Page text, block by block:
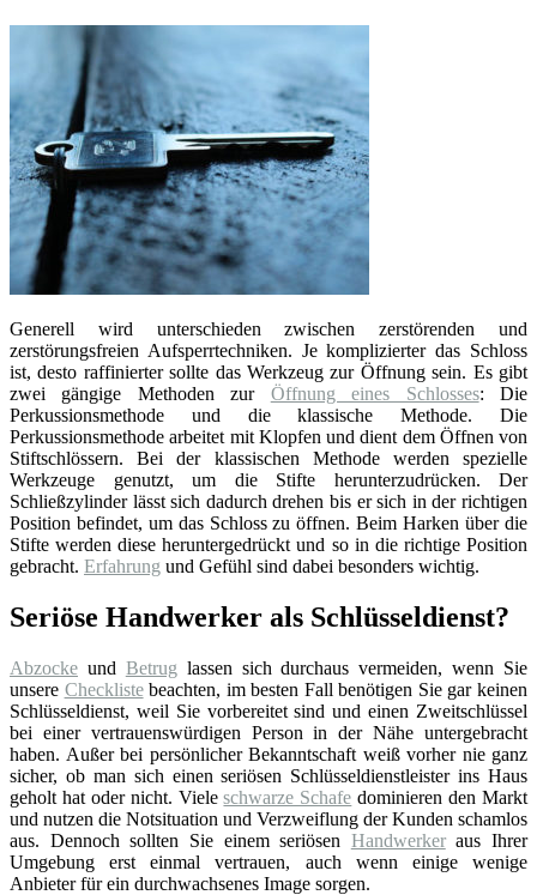
Generell wird unterschieden zwischen zerstörenden und
zerstörungsfreien Aufsperrtechniken. Je komplizierter das Schloss
ist, desto raffinierter sollte das Werkzeug zur Öffnung sein. Es gibt
zwei gängige Methoden zur Öffnung eines Schlosses: Die
Perkussionsmethode und die klassische Methode. Die
Perkussionsmethode arbeitet mit Klopfen und dient dem Öffnen von
Stiftschlössern. Bei der klassischen Methode werden spezielle
Werkzeuge genutzt, um die Stifte herunterzudrücken. Der
Schließzylinder lässt sich dadurch drehen bis er sich in der richtigen
Position befindet, um das Schloss zu öffnen. Beim Harken über die
Stifte werden diese heruntergedrückt und so in die richtige Position
gebracht. Erfahrung und Gefühl sind dabei besonders wichtig.
Seriöse Handwerker als Schlüsseldienst?
Abzocke und Betrug lassen sich durchaus vermeiden, wenn Sie
unsere Checklistebeachten, im besten Fall benötigen Sie gar keinen
Schlüsseldienst, weil Sie vorbereitet sind und einen Zweitschlüssel
bei einer vertrauenswürdigen Person in der Nähe untergebracht
haben. Außer bei persönlicher Bekanntschaft weiß vorher nie ganz
sicher, ob man sich einen seriösen Schlüsseldienstleister ins Haus
geholt hat oder nicht. Vieleschwarze Schafe dominieren den Markt
und nutzen die Notsituation und Verzweiflung der Kunden schamlos
aus. Dennoch sollten Sie einem seriösen Handwerkeraus Ihrer
Umgebung erst einmal vertrauen, auch wenn einige wenige
Anbieter für ein durchwachsenes Image sorgen.